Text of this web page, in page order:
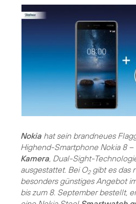
Nokia hat sein brandneues
Highend-Smartphone Nokia 8 –
Kamera , Dual-Sight-
ausgestattet. Bei O2gibt es das
besonders günstiges Angebot
bis zum 8. September bestellt,